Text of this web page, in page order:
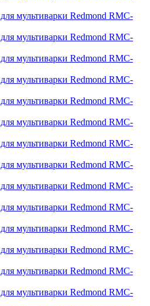
мультиварки Redmond RMC-
мультиварки Redmond RMC-
мультиварки Redmond RMC-
мультиварки Redmond RMC-
мультиварки Redmond RMC-
мультиварки Redmond RMC-
мультиварки Redmond RMC-
мультиварки Redmond RMC-
мультиварки Redmond RMC-
мультиварки Redmond RMC-
мультиварки Redmond RMC-
мультиварки Redmond RMC-
мультиварки Redmond RMC-
мультиварки Redmond RMC-